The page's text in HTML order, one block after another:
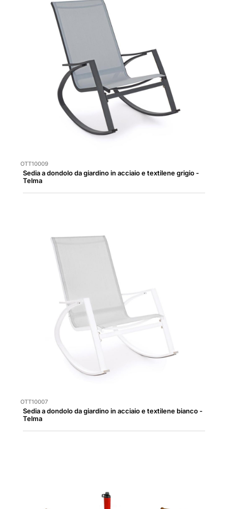
OTT10009
Sedia a dondolo da giardino in acciaio e textilene grigio -
Telma
OTT10007
Sedia a dondolo da giardino in acciaio e textilene bianco -
Telma